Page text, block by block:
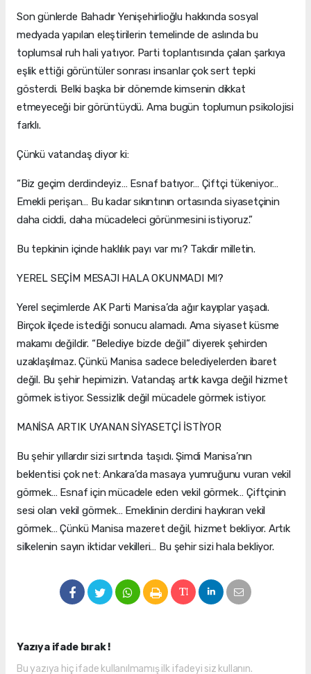
Son günlerde Bahadır Yenişehirlioğlu hakkında sosyal
medyada yapılan eleştirilerin temelinde de aslında bu
toplumsal ruh hali yatıyor. Parti toplantısında çalan şarkıya
eşlik ettiği görüntüler sonrası insanlar çok sert tepki
gösterdi. Belki başka bir dönemde kimsenin dikkat
etmeyeceği bir görüntüydü. Ama bugün toplumun psikolojisi
farklı.
Çünkü vatandaş diyor ki:
“Biz geçim derdindeyiz… Esnaf batıyor… Çiftçi tükeniyor…
Emekli perişan… Bu kadar sıkıntının ortasında siyasetçinin
daha ciddi, daha mücadeleci görünmesini istiyoruz.”
Bu tepkinin içinde haklılık payı var mı? Takdir milletin.
YEREL SEÇİM MESAJI HALA OKUNMADI MI?
Yerel seçimlerde AK Parti Manisa’da ağır kayıplar yaşadı.
Birçok ilçede istediği sonucu alamadı. Ama siyaset küsme
makamı değildir. “Belediye bizde değil” diyerek şehirden
uzaklaşılmaz. Çünkü Manisa sadece belediyelerden ibaret
değil. Bu şehir hepimizin. Vatandaş artık kavga değil hizmet
görmek istiyor. Sessizlik değil mücadele görmek istiyor.
MANİSA ARTIK UYANAN SİYASETÇİ İSTİYOR
Bu şehir yıllardır sizi sırtında taşıdı. Şimdi Manisa’nın
beklentisi çok net: Ankara’da masaya yumruğunu vuran vekil
görmek… Esnaf için mücadele eden vekil görmek… Çiftçinin
sesi olan vekil görmek… Emeklinin derdini haykıran vekil
görmek… Çünkü Manisa mazeret değil, hizmet bekliyor. Artık
silkelenin sayın iktidar vekilleri… Bu şehir sizi hala bekliyor.
Yazıya ifade bırak !
Bu yazıya hiç ifade kullanılmamış ilk ifadeyi siz kullanın.